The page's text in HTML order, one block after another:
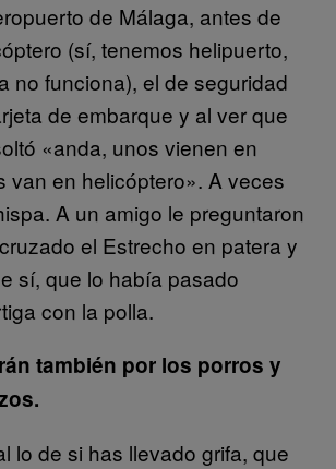
de Málaga, antes de
(sí, tenemos helipuerto,
no funciona), el de seguridad
de embarque y al ver que
«anda, unos vienen en
van en helicóptero». A veces
A un amigo le preguntaron
el Estrecho en patera y
sí, que lo había pasado
con la polla.
también por los porros y
lo de si has llevado grifa, que